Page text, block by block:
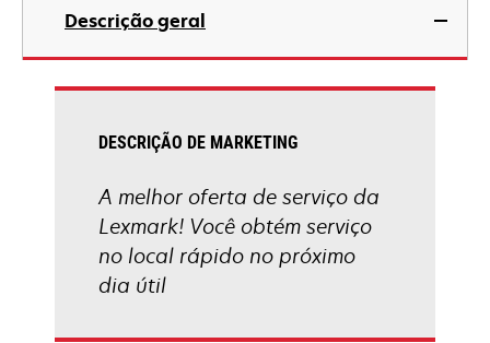
Descrição geral
DESCRIÇÃO DE MARKETING
A melhor oferta de serviço da
Lexmark! Você obtém serviço
no local rápido no próximo
dia útil